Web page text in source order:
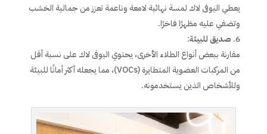
يعطي اليوفى لاك لمسة نهائية لامعة وناعمة تعزز من جمالية الخشب
وتضفي عليه مظهرًا فاخرًا.
صديق للبيئة:
مقارنة ببعض أنواع الطلاء الأخرى، يحتوي اليوفى لاك على نسبة أقل
من المركبات العضوية المتطايرة (VOCs)، مما يجعله أكثر أمانًا للبيئة
وللأشخاص الذين يستخدمونه.